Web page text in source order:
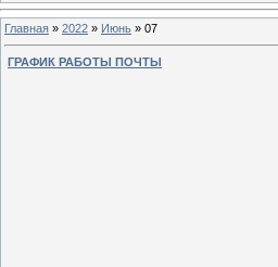
Главная » 2022 » Июнь » 07
ГРАФИК РАБОТЫ ПОЧТЫ